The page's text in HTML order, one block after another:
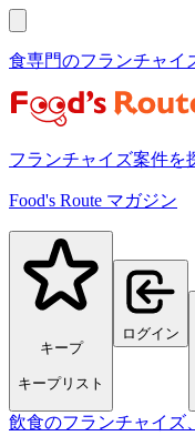
食専門のフランチャイ
フランチャイズ案件を
Food's Route マガジン
キープ
キープリスト
ログイン
飲食のフランチャイズ